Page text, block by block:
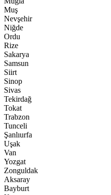
Muş
Nevşehir
Niğde
Ordu
Rize
Sakarya
Samsun
Siirt
Sinop
Sivas
Tekirdağ
Tokat
Trabzon
Tunceli
Şanlıurfa
Uşak
Van
Yozgat
Zonguldak
Aksaray
Bayburt